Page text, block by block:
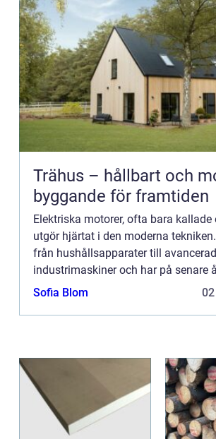
Trähus – hållbart och
byggande för framtiden
Elektriska motorer, ofta bara kallade
utgör hjärtat i den moderna
från hushållsapparater till
industrimaskiner och har på senare
kommit att revolutionera tr...
Sofia Blom